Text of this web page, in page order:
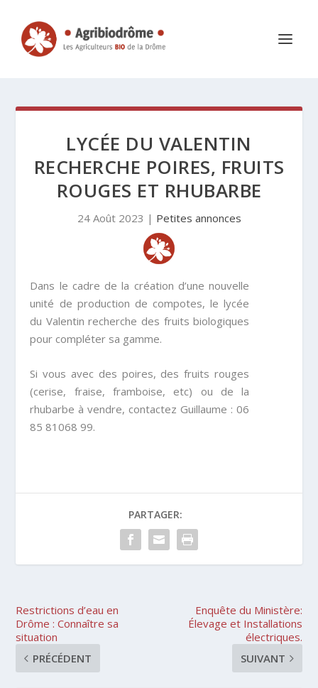
LYCÉE DU VALENTIN
RECHERCHE POIRES, FRUITS
ROUGES ET RHUBARBE
24 Août 2023 | Petites annonces
Dans le cadre de la création d’une nouvelle
unité de production de compotes, le lycée
du Valentin recherche des fruits biologiques
pour compléter sa gamme.
Si vous avec des poires, des fruits rouges
(cerise, fraise, framboise, etc) ou de la
rhubarbe à vendre, contactez Guillaume : 06
85 81068 99.
PARTAGER:
Restrictions d’eau en
Drôme : Connaître sa
situation
PRÉCÉDENT
Enquête du Ministère:
Élevage et Installations
électriques.
SUIVANT